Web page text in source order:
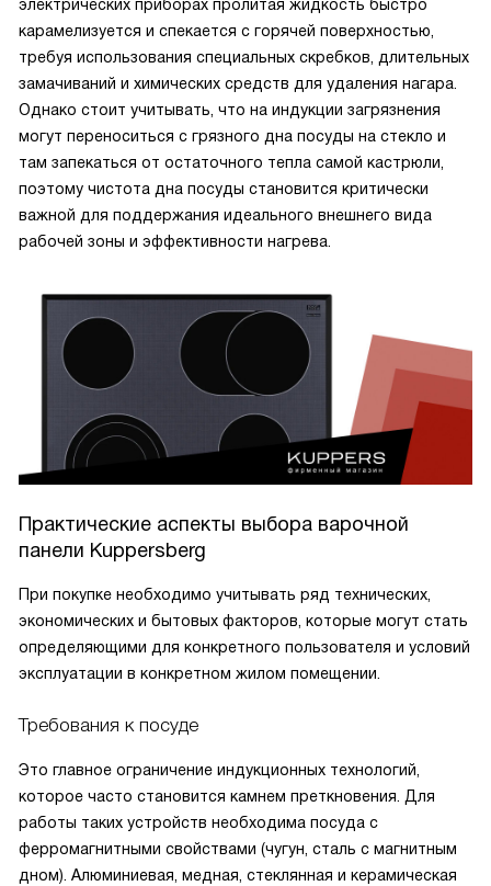
электрических приборах пролитая жидкость быстро
карамелизуется и спекается с горячей поверхностью,
требуя использования специальных скребков, длительных
замачиваний и химических средств для удаления нагара.
Однако стоит учитывать, что на индукции загрязнения
могут переноситься с грязного дна посуды на стекло и
там запекаться от остаточного тепла самой кастрюли,
поэтому чистота дна посуды становится критически
важной для поддержания идеального внешнего вида
рабочей зоны и эффективности нагрева.
Практические аспекты выбора варочной
панели Kuppersberg
При покупке необходимо учитывать ряд технических,
экономических и бытовых факторов, которые могут стать
определяющими для конкретного пользователя и условий
эксплуатации в конкретном жилом помещении.
Требования к посуде
Это главное ограничение индукционных технологий,
которое часто становится камнем преткновения. Для
работы таких устройств необходима посуда с
ферромагнитными свойствами (чугун, сталь с магнитным
дном). Алюминиевая, медная, стеклянная и керамическая